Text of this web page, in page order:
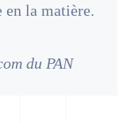
en la matière.
du PAN